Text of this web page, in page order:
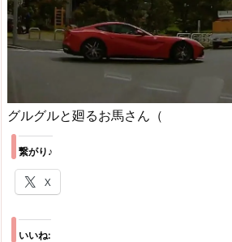
グルグルと廻るお馬さん（
繋がり♪
X
いいね: